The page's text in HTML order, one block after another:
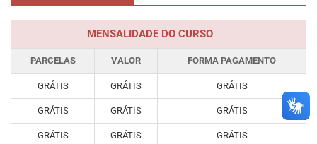
MENSALIDADE DO CURSO
PARCELAS VALOR FORMA PAGAMENTO
GRÁTIS GRÁTIS GRÁTIS
GRÁTIS GRÁTIS GRÁTIS
GRÁTIS GRÁTIS GRÁTIS